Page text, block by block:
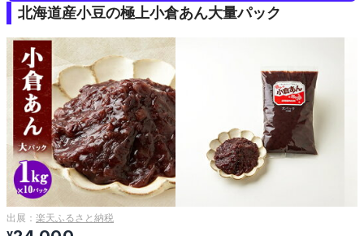
北海道産小豆の極上小倉あん大量パック
出展： 楽天ふるさと納税